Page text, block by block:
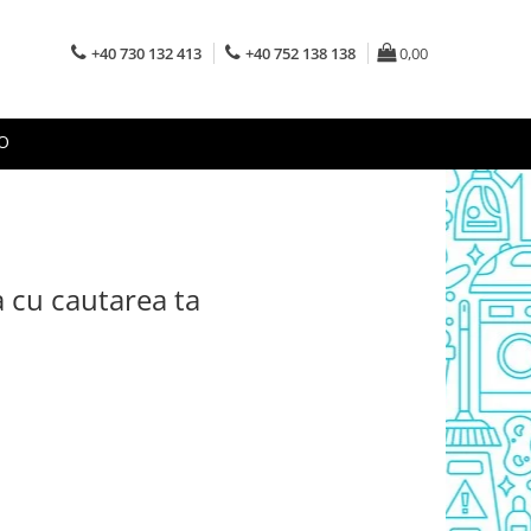
+40 730 132 413 +40 752 138 138 0,00
cu cautarea ta